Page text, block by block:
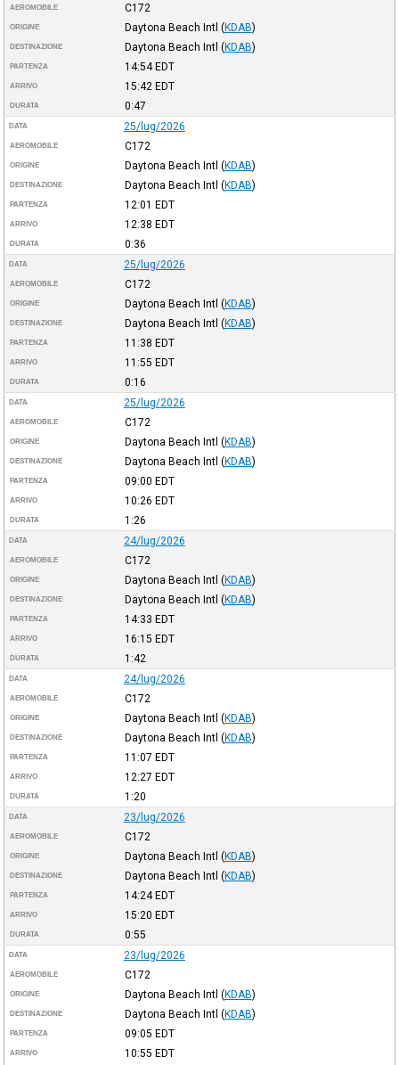
AEROMOBILE C172
ORIGINE Daytona Beach Intl (KDAB)
DESTINAZIONE Daytona Beach Intl (KDAB)
PARTENZA 14:54EDT
ARRIVO 15:42 EDT
DURATA 0:47
DATA 25/lug/2026
AEROMOBILE C172
ORIGINE Daytona Beach Intl (KDAB)
DESTINAZIONE Daytona Beach Intl (KDAB)
PARTENZA 12:01 EDT
ARRIVO 12:38 EDT
DURATA 0:36
DATA 25/lug/2026
AEROMOBILE C172
ORIGINE Daytona Beach Intl (KDAB)
DESTINAZIONE Daytona Beach Intl (KDAB)
PARTENZA 11:38 EDT
ARRIVO 11:55 EDT
DURATA 0:16
DATA 25/lug/2026
AEROMOBILE C172
ORIGINE Daytona Beach Intl (KDAB)
DESTINAZIONE Daytona Beach Intl (KDAB)
PARTENZA 09:00 EDT
ARRIVO 10:26 EDT
DURATA 1:26
DATA 24/lug/2026
AEROMOBILE C172
ORIGINE Daytona Beach Intl (KDAB)
DESTINAZIONE Daytona Beach Intl (KDAB)
PARTENZA 14:33 EDT
ARRIVO 16:15 EDT
DURATA 1:42
DATA 24/lug/2026
AEROMOBILE C172
ORIGINE Daytona Beach Intl (KDAB)
DESTINAZIONE Daytona Beach Intl (KDAB)
PARTENZA 11:07 EDT
ARRIVO 12:27 EDT
DURATA 1:20
DATA 23/lug/2026
AEROMOBILE C172
ORIGINE Daytona Beach Intl (KDAB)
DESTINAZIONE Daytona Beach Intl (KDAB)
PARTENZA 14:24EDT
ARRIVO 15:20 EDT
DURATA 0:55
DATA 23/lug/2026
AEROMOBILE C172
ORIGINE Daytona Beach Intl (KDAB)
DESTINAZIONE Daytona Beach Intl (KDAB)
PARTENZA 09:05 EDT
ARRIVO 10:55 EDT